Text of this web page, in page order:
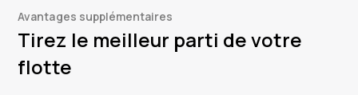
Avantages supplémentaires
Tirez le meilleur parti de votre
flotte